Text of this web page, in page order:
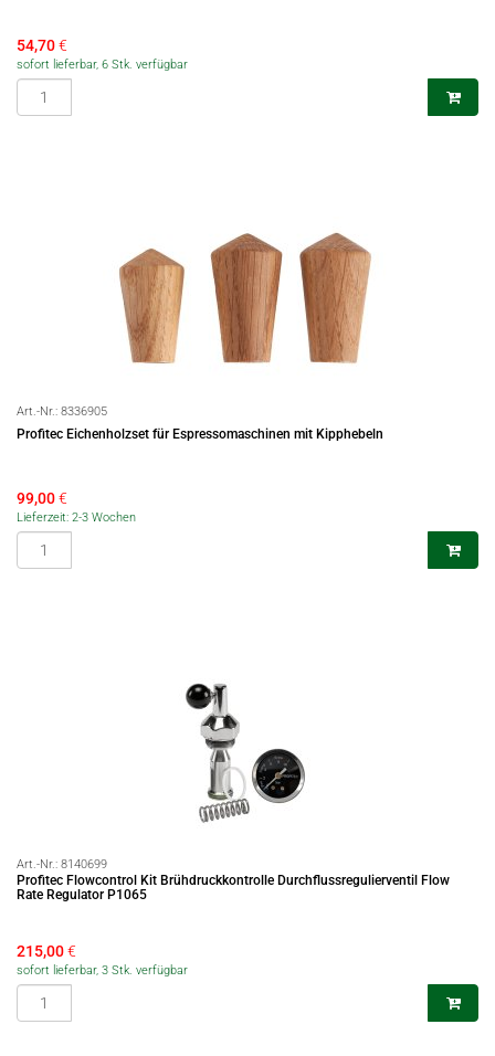
54,70€
sofort lieferbar, 6 Stk. verfügbar
Art.-Nr.: 8336905
Profitec Eichenholzset für Espressomaschinen mit Kipphebeln
99,00€
Lieferzeit: 2-3 Wochen
Art.-Nr.: 8140699
Profitec Flowcontrol Kit Brühdruckkontrolle Durchflussregulierventil Flow
Rate Regulator P1065
215,00€
sofort lieferbar, 3 Stk. verfügbar